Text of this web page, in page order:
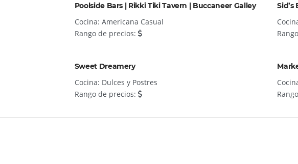
Poolside Bars | Rikki Tiki Tavern | Buccaneer Galley
Cocina: Americana Casual
Rango de precios:
Sid’s
Sweet Dreamery
Cocina: Dulces y Postres
Rango de precios: